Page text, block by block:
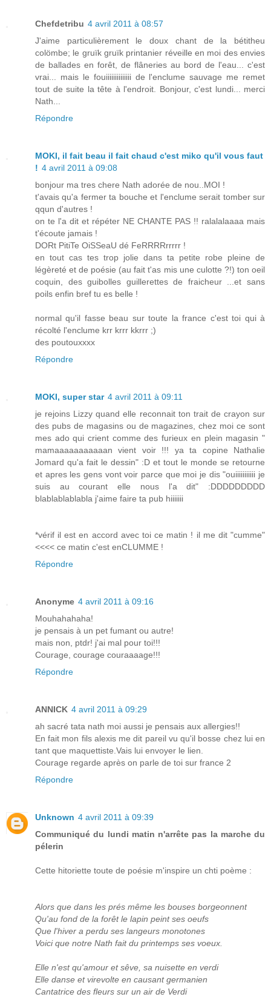
Chefdetribu 4 avril 2011 à 08:57
J'aime particulièrement le doux chant de la bétitheu
colömbe; le gruïk gruïk printanier réveille en moi des envies
de ballades en forêt, de flâneries au bord de l'eau... c'est
vrai... mais le fouiiiiiiiiiiiiii de l'enclume sauvage me remet
tout de suite la tête à l'endroit. Bonjour, c'est lundi... merci
Nath...
Répondre
MOKI, il fait beau il fait chaud c'est miko qu'il vous faut
! 4 avril 2011 à 09:08
bonjour ma tres chere Nath adorée de nou..MOI !
t'avais qu'a fermer ta bouche et l'enclume serait tomber sur
qqun d'autres !
on te l'a dit et répéter NE CHANTE PAS !! ralalalaaaa mais
t'écoute jamais !
DORt PitiTe OiSSeaU dé FeRRRRrrrrr !
en tout cas tes trop jolie dans ta petite robe pleine de
légèreté et de poésie (au fait t'as mis une culotte ?!) ton oeil
coquin, des guibolles guillerettes de fraicheur ...et sans
poils enfin bref tu es belle !
normal qu'il fasse beau sur toute la france c'est toi qui à
récolté l'enclume krr krrr kkrrr ;)
des poutouxxxx
Répondre
MOKI, super star 4 avril 2011 à 09:11
je rejoins Lizzy quand elle reconnait ton trait de crayon sur
des pubs de magasins ou de magazines, chez moi ce sont
mes ado qui crient comme des furieux en plein magasin "
mamaaaaaaaaaaan vient voir !!! ya ta copine Nathalie
Jomard qu'a fait le dessin" :D et tout le monde se retourne
et apres les gens vont voir parce que moi je dis "ouiiiiiiiiiii je
suis au courant elle nous l'a dit" :DDDDDDDDD
blablablablabla j'aime faire ta pub hiiiiiii
*vérif il est en accord avec toi ce matin ! il me dit "cumme"
<<<< ce matin c'est enCLUMME !
Répondre
Anonyme 4 avril 2011 à 09:16
Mouhahahaha!
je pensais à un pet fumant ou autre!
mais non, ptdr! j'ai mal pour toi!!!
Courage, courage couraaaage!!!
Répondre
ANNICK 4 avril 2011 à 09:29
ah sacré tata nath moi aussi je pensais aux allergies!!
En fait mon fils alexis me dit pareil vu qu'il bosse chez lui en
tant que maquettiste.Vais lui envoyer le lien.
Courage regarde après on parle de toi sur france 2
Répondre
Unknown 4 avril 2011 à 09:39
Communiqué du lundi matin n'arrête pas la marche du
pélerin
Cette hitoriette toute de poésie m'inspire un chti poème :
Alors que dans les prés même les bouses borgeonnent
Qu'au fond de la forêt le lapin peint ses oeufs
Que l'hiver a perdu ses langeurs monotones
Voici que notre Nath fait du printemps ses voeux.
Elle n'est qu'amour et sêve, sa nuisette en verdi
Elle danse et virevolte en causant germanien
Cantatrice des fleurs sur un air de Verdi